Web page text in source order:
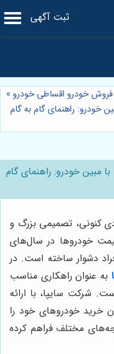
ثبت آگهی
فروش خودرو اقساطی خودرو »
خودرو: راهنمای گام به گام
مبین خودرو: راهنمای گام
کنونی، تصمیمی بزرگ و
خودروها در سال‌های
دشوار ساخته است. در
به عنوان راهکاری مناسب
شرکت سایپا، با ارائه
خرید خودروهای خود را
مختلف فراهم کرده